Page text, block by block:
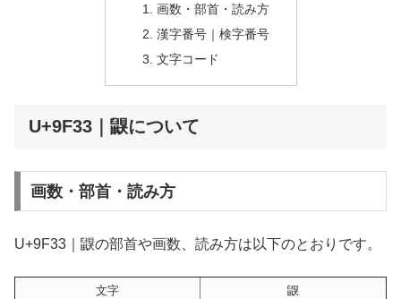
画数・部首・読み方
漢字番号｜検字番号
文字コード
U+9F33｜鼳について
画数・部首・読み方
U+9F33｜鼳の部首や画数、読み方は以下のとおりです。
文字
鼳